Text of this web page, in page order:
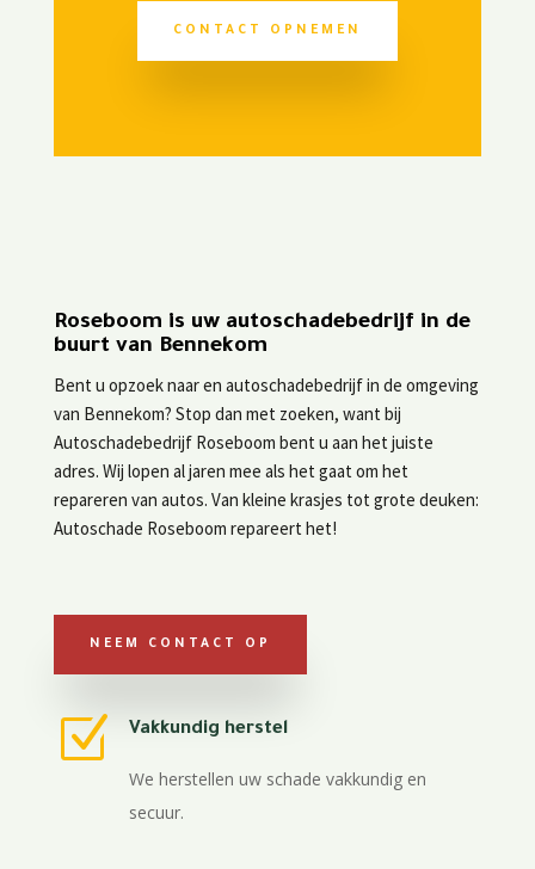
CONTACT OPNEMEN
Roseboom is uw autoschadebedrijf in de
buurt van Bennekom
Bent u opzoek naar en autoschadebedrijf in de omgeving
van Bennekom? Stop dan met zoeken, want bij
Autoschadebedrijf Roseboom bent u aan het juiste
adres. Wij lopen al jaren mee als het gaat om het
repareren van autos. Van kleine krasjes tot grote deuken:
Autoschade Roseboom repareert het!
NEEM CONTACT OP
Z Vakkundig herstel
We herstellen uw schade vakkundig en
secuur.